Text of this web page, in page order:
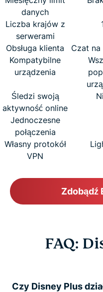
danych
Liczba krajów z
serwerami
Obsługa klienta Czat
Kompatybilne
urządzenia
Śledzi swoją
aktywność online
Jednoczesne
połączenia
Własny protokół
VPN
Zdobądź
FAQ:
Czy Disney Plus